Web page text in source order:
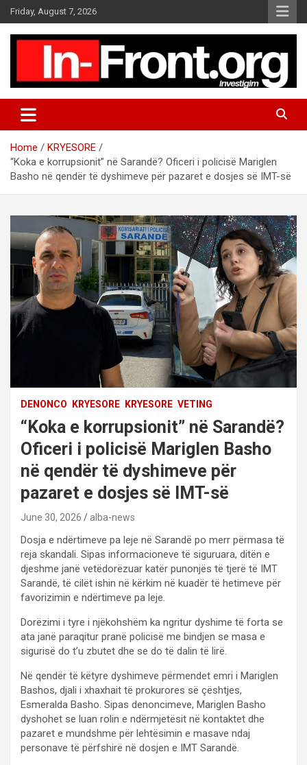
k
Friday, August 7, 2026
Home
KRYESORE
“Koka e korrupsionit” në Sarandë? Oficeri i policisë Mariglen
Basho në qendër të dyshimeve për pazaret e dosjes së IMT-së
DENONCO KRYESORE KRYESORE VETING
“Koka e korrupsionit” në Sarandë?
Oficeri i policisë Mariglen Basho
në qendër të dyshimeve për
pazaret e dosjes së IMT-së
June 30, 2026 alba-news
Dosja e ndërtimeve pa leje në Sarandë po merr përmasa të
reja skandali. Sipas informacioneve të siguruara, ditën e
djeshme janë vetëdorëzuar katër punonjës të tjerë të IMT
Sarandë, të cilët ishin në kërkim në kuadër të hetimeve për
favorizimin e ndërtimeve pa leje.
Dorëzimi i tyre i njëkohshëm ka ngritur dyshime të forta se
ata janë paraqitur pranë policisë me bindjen se masa e
sigurisë do t’u zbutet dhe se do të dalin të lirë.
Në qendër të këtyre dyshimeve përmendet emri i Mariglen
Bashos, djali i xhaxhait të prokurores së çështjes,
Esmeralda Basho. Sipas denoncimeve, Mariglen Basho
dyshohet se luan rolin e ndërmjetësit në kontaktet dhe
pazaret e mundshme për lehtësimin e masave ndaj
personave të përfshirë në dosjen e IMT Sarandë.